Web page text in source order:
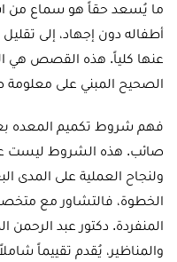
ما يُسعد حقاً هو سماع من
أطفاله دون إجهاد، إلى
عنها كلياً. هذه القصص هي
الصحيح المبني على
فهم شروط تكميم المعده
صائب. هذه الشروط ليست
ولنجاح العملية على المدى
الخطوة، فالتشاور مع
المنفردة. دكتور عبد
والمناظير، يُقدم تقييماً